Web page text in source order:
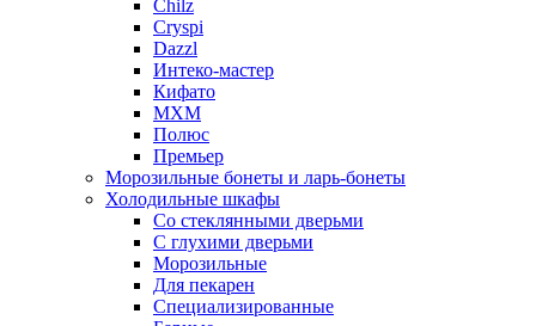
Chilz
Cryspi
Dazzl
Интеко-мастер
Кифато
МХМ
Полюс
Премьер
Морозильные бонеты и ларь-бонеты
Холодильные шкафы
Со стеклянными дверьми
С глухими дверьми
Морозильные
Для пекарен
Специализированные